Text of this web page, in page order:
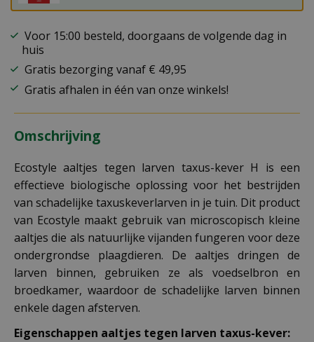
Voor 15:00 besteld, doorgaans de volgende dag in
huis
Gratis bezorging vanaf € 49,95
Gratis afhalen in één van onze winkels!
Omschrijving
Ecostyle aaltjes tegen larven taxus-kever H is een
effectieve biologische oplossing voor het bestrijden
van schadelijke taxuskeverlarven in je tuin. Dit product
van Ecostyle maakt gebruik van microscopisch kleine
aaltjes die als natuurlijke vijanden fungeren voor deze
ondergrondse plaagdieren. De aaltjes dringen de
larven binnen, gebruiken ze als voedselbron en
broedkamer, waardoor de schadelijke larven binnen
enkele dagen afsterven.
Eigenschappen aaltjes tegen larven taxus-kever: